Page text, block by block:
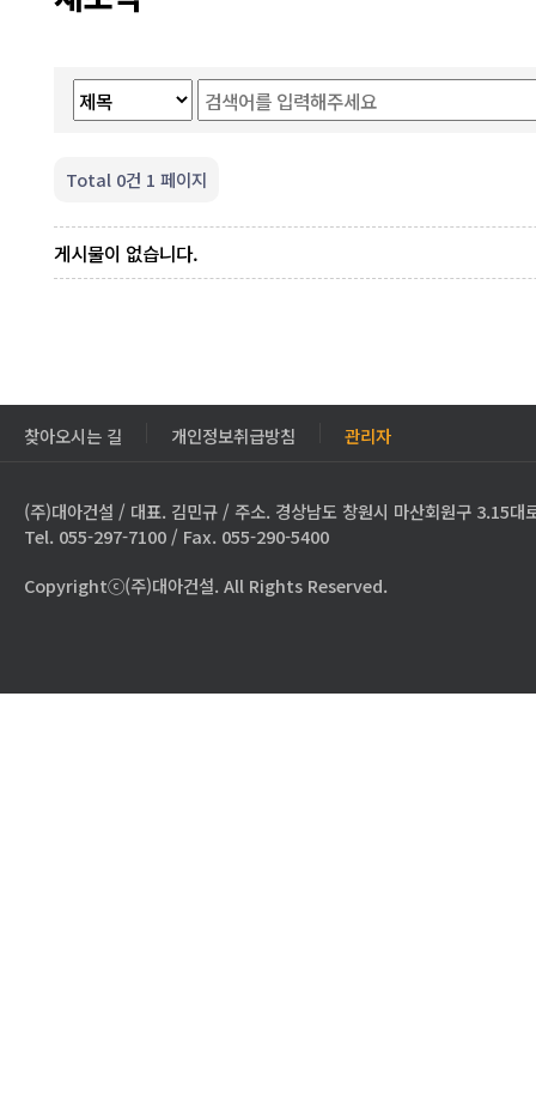
Total 0건 1 페이지
게시물이 없습니다.
찾아오시는 길 개인정보취급방침 관리자
(주)대아건설 / 대표. 김민규 / 주소. 경상남도 창원시 마산회원구 3.15대
Tel. 055-297-7100 / Fax. 055-290-5400
Copyrightⓒ(주)대아건설. All Rights Reserved.